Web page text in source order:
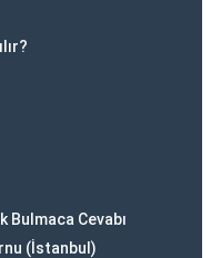
Bulmaca Cevabı
(İstanbul)